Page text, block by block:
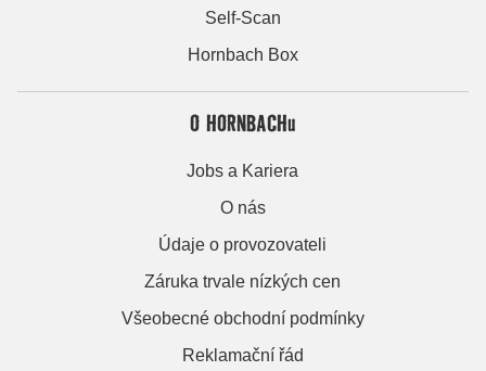
Self-Scan
Hornbach Box
O HORNBACHu
Jobs a Kariera
O nás
Údaje o provozovateli
Záruka trvale nízkých cen
Všeobecné obchodní podmínky
Reklamační řád